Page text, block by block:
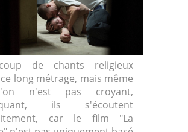
de chants religieux
long métrage, mais même
n'est pas croyant,
ils s'écoutent
car le film "La